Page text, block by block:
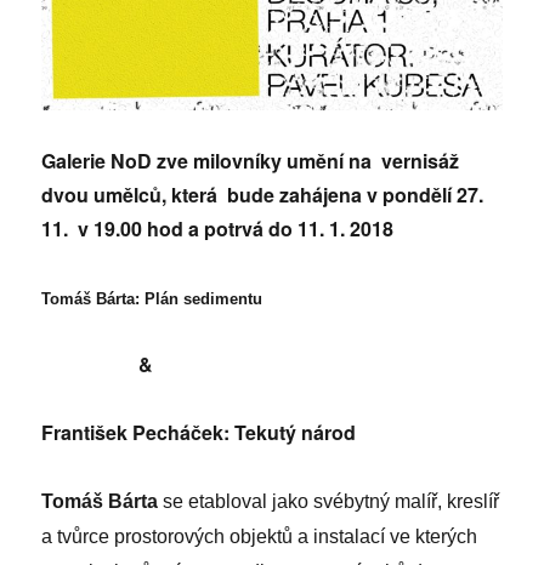
Galerie NoD zve milovníky umění na vernisáž
dvou umělců, která bude zahájena v pondělí 27.
11. v 19.00 hod a potrvá do 11. 1. 2018
Tomáš Bárta: Plán sedimentu
&
František Pecháček: Tekutý národ
Tomáš Bártase etabloval jako svébytný malíř, kreslíř
a tvůrce prostorových objektů a instalací ve kterých